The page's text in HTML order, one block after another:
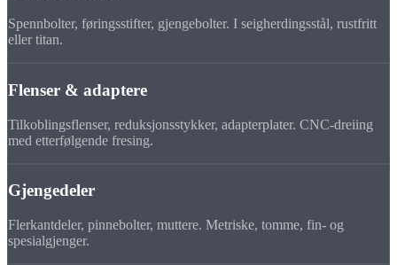
Spennbolter, føringsstifter, gjengebolter. I seigherdingsstål, rustfritt
eller titan.
Flenser & adaptere
Tilkoblingsflenser, reduksjonsstykker, adapterplater. CNC-dreiing
med etterfølgende fresing.
Gjengedeler
Flerkantdeler, pinnebolter, muttere. Metriske, tomme, fin- og
spesialgjenger.